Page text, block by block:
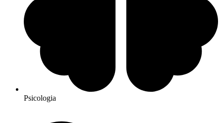
Psicologia